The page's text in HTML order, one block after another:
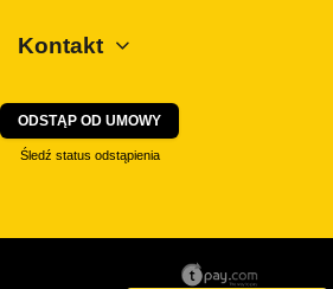
Tesla
Volkswagen
Volvo
Kontakt
ODSTĄP OD UMOWY
Śledź status odstąpienia